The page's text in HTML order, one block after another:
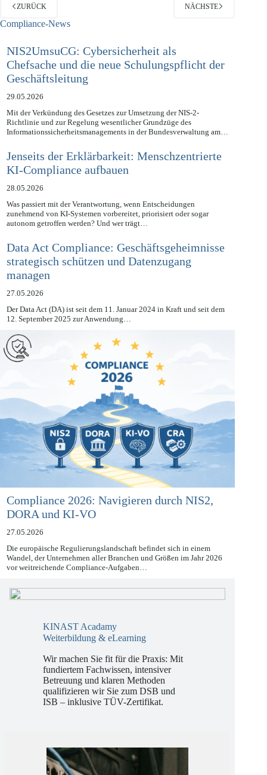
ZURÜCK
NIS2UmsuCG: Cybersicherheit als
Chefsache und die neue Schulungspflicht der
Geschäftsleitung
29.05.2026
Mit der Verkündung des Gesetzes zur Umsetzung der NIS-2-
Richtlinie und zur Regelung wesentlicher Grundzüge des
Jenseits der Erklärbarkeit: Menschzentrierte
KI-Compliance aufbauen
28.05.2026
Was passiert mit der Verantwortung, wenn Entscheidungen
zunehmend von KI-Systemen vorbereitet, priorisiert oder sogar
Data Act Compliance: Geschäftsgeheimnisse
strategisch schützen und Datenzugang
managen
27.05.2026
Der Data Act (DA) ist seit dem 11. Januar 2024 in Kraft und seit dem
12. September 2025 zur Anwendung…
Compliance 2026: Navigieren durch NIS2,
DORA und KI-VO
27.05.2026
Die europäische Regulierungslandschaft befindet sich in einem
Wandel, der Unternehmen aller Branchen und Größen im Jahr 2026
KINAST Acadamy
Wir machen Sie fit für die Praxis: Mit
fundiertem Fachwissen, intensiver
Betreuung und klaren Methoden
qualifizieren wir Sie zum DSB und